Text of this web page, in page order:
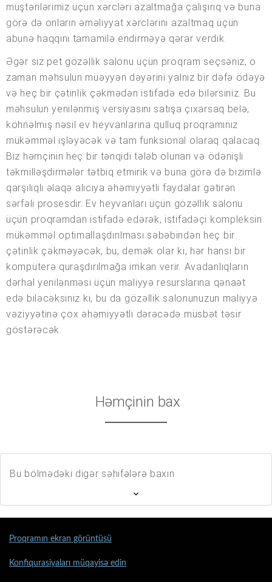
müştərilərimiz üçün xərcləri azaltmağa çalışırıq və buna
görə də onların əməliyyat xərclərini azaltmaq üçün
abunə haqqını tamamilə endirməyə qərar verdik.
Əgər siz pet gözəllik salonu üçün proqram seçsəniz, o
zaman məhsulun müəyyən dəyərini yalnız bir dəfə ödəyə
və heç bir çətinlik çəkmədən istifadə edə bilərsiniz. Bu
məhsulun yenilənmiş versiyasını satışa çıxarsaq belə,
köhnəlmiş nəsil ev heyvanlarına qulluq proqramınız
mükəmməl işləyəcək və tam funksional olaraq qalacaq.
Biz həmçinin heç bir tənqidi tələb olunan və ödənişli
təkmilləşdirmələr tətbiq etmirik və buna görə də bizimlə
qarşılıqlı əlaqə alıcıya əhəmiyyətli faydalar gətirən
sərfəli prosesdir. Ev heyvanları üçün gözəllik salonu
üçün proqramdan istifadə edərək, istifadəçi kompleksin
mükəmməl optimallaşdırılması səbəbindən heç bir
çətinlik çəkməyəcək, bu, demək olar ki, hər hansı bir
kompüterə quraşdırılmağa imkan verir. Avadanlıqların
dərhal yenilənməsi üçün maliyyə resurslarına qənaət
edə biləcəksiniz ki, bu da gözəllik salonunuzun maliyyə
vəziyyətinə çox əhəmiyyətli dərəcədə müsbət təsir
göstərəcək.
Həmçinin bax
Bu bölmədəki digər səhifələrə baxın
Proqramın ekran görüntüsü
Konfiqurasiyaları müqayisə edin